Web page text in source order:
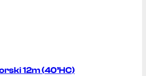
12m (40’HC)